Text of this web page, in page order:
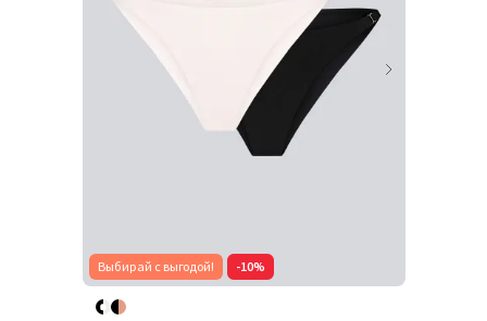
Выбирай с выгодой! -10%